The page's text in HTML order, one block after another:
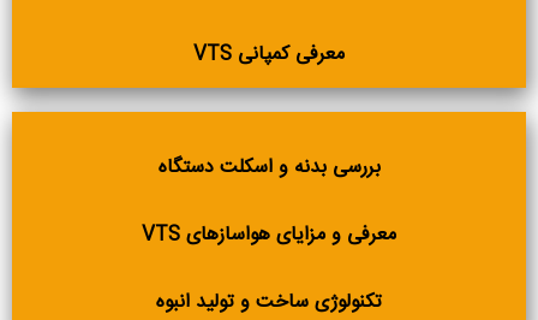
معرفی کمپانی VTS
بررسی بدنه و اسکلت دستگاه
معرفی و مزایای هواسازهای VTS
تکنولوژی ساخت و تولید انبوه